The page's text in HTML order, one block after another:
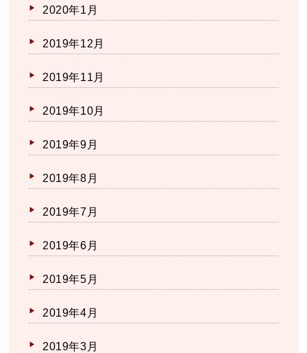
2020年1月
2019年12月
2019年11月
2019年10月
2019年9月
2019年8月
2019年7月
2019年6月
2019年5月
2019年4月
2019年3月